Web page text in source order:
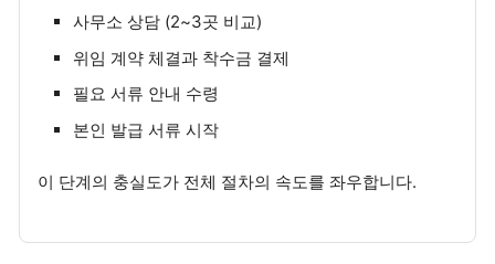
사무소 상담 (2~3곳 비교)
위임 계약 체결과 착수금 결제
필요 서류 안내 수령
본인 발급 서류 시작
이 단계의 충실도가 전체 절차의 속도를 좌우합니다.